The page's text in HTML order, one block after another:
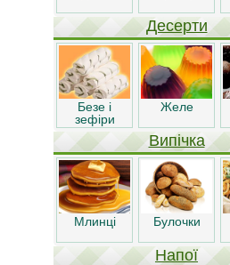
Десерти
Безе і
зефіри
Желе
Випічка
Млинці Булочки
Напої